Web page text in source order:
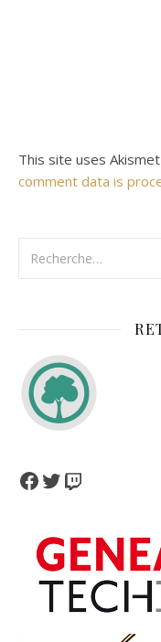
This site uses
comment data is
Facebook
TwitterTwitch